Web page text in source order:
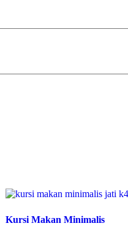
Kursi Makan Minimalis